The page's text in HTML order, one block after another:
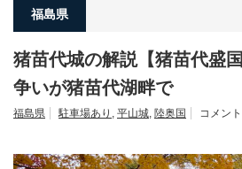
福島県
猪苗代城の解説【猪苗代盛
争いが猪苗代湖畔で
福島県 駐車場あり , 平山城, 陸奥国 コメン